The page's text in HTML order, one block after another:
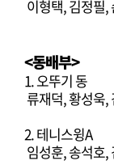
이형택, 김정필,
<동배부>
1. 오뚜기 동
류재덕, 황성욱,
2. 테니스윙A
임성훈, 송석호,